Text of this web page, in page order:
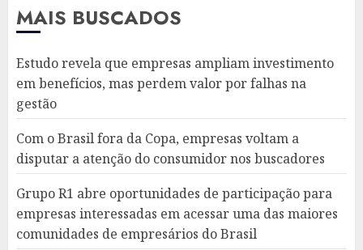
MAIS BUSCADOS
Estudo revela que empresas ampliam investimento
em benefícios, mas perdem valor por falhas na
gestão
Com o Brasil fora da Copa, empresas voltam a
disputar a atenção do consumidor nos buscadores
Grupo R1 abre oportunidades de participação para
empresas interessadas em acessar uma das maiores
comunidades de empresários do Brasil